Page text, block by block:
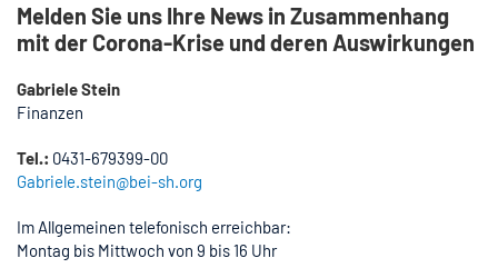
Melden Sie uns Ihre News in Zusammenhang
mit der Corona-Krise und deren Auswirkungen
Gabriele Stein
Finanzen
Tel.: 0431-679399-00
Gabriele.stein@bei-sh.org
Im Allgemeinen telefonisch erreichbar:
Montag bis Mittwoch von 9 bis 16 Uhr